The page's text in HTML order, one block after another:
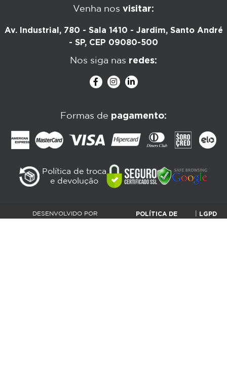
Venha nos visitar:
Av. Industrial, 780 - Sala 1410 - Jardim, Santo André
- SP, CEP 09080-500
Nos siga nas redes:
Formas de pagamento:
Política de troca
e devolução
DESENVOLVIDO POR
POLÍTICA DE
LGPD